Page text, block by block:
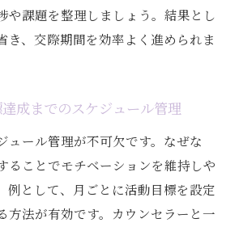
や課題を整理しましょう。結果とし
き、交際期間を効率よく進められま
成までのスケジュール管理
ュール管理が不可欠です。なぜな
ることでモチベーションを維持しや
例として、月ごとに活動目標を設定
方法が有効です。カウンセラーと一